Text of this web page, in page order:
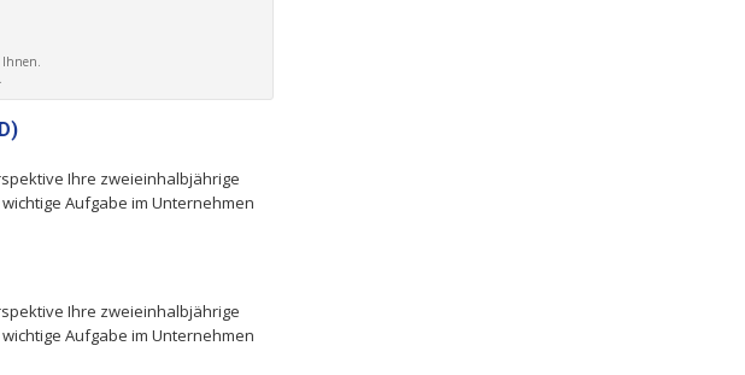
Ihnen.
Ihre zweieinhalbjährige
Aufgabe im Unternehmen
Ihre zweieinhalbjährige
Aufgabe im Unternehmen